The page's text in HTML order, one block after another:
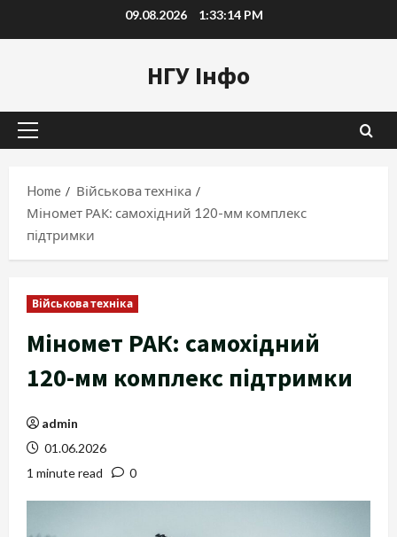
to
09.08.2026 1:33:15 PM
НГУ Інфо
Primary
Home
Військова техніка
Міномет РАК: самохідний 120-мм комплекс
підтримки
Військова техніка
Міномет РАК: самохідний
120-мм комплекс підтримки
admin
01.06.2026
1 minute read
0